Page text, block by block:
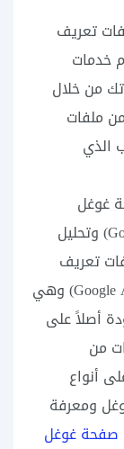
تعريف
خدمات
من خلال
ملفات
الذي
غوغل
التحليلية (أو تحليلات غوغل Google Analytics) وتحليل
تعريف
ارتباط إعلانات غوغل” (Google Advertising Cookies) وهي
أصلاً على
من
أنواع
ومعرفة
صفحة غوغل